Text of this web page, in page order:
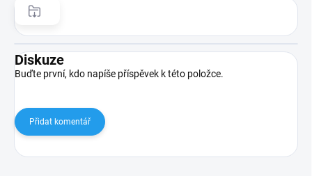
Diskuze
Buďte první, kdo napíše příspěvek k této položce.
Přidat komentář